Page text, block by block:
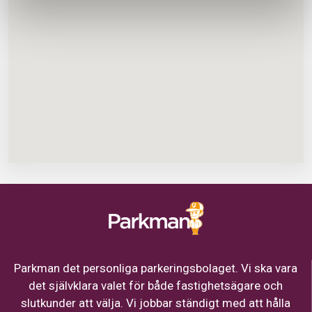
Parkman det personliga parkeringsbolaget. Vi ska vara
det självklara valet för både fastighetsägare och
slutkunder att välja. Vi jobbar ständigt med att hålla